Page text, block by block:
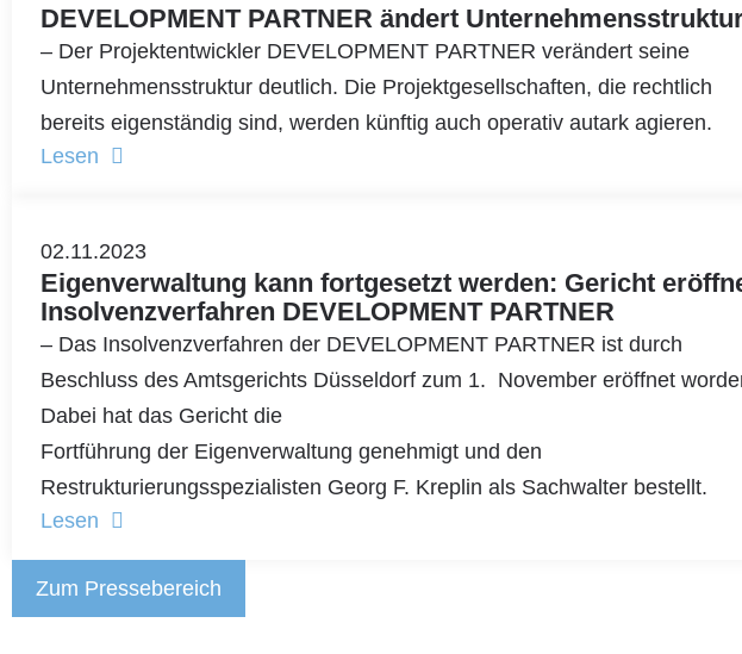
DEVELOPMENT PARTNER ändert
– Der Projektentwickler DEVELOPMENT PARTNER verändert seine
Unternehmensstruktur deutlich. Die Projektgesellschaften, die rechtlich
bereits eigenständig sind, werden künftig auch operativ autark agieren.
Lesen
02.11.2023
Eigenverwaltung kann fortgesetzt werden: Gericht
Insolvenzverfahren DEVELOPMENT PARTNER
– Das Insolvenzverfahren der DEVELOPMENT PARTNER ist durch
Beschluss des Amtsgerichts Düsseldorf zum 1. November eröffnet
Dabei hat das Gericht die
Fortführung der Eigenverwaltung genehmigt und den
Restrukturierungsspezialisten Georg F. Kreplin als Sachwalter bestellt.
Lesen
Zum Pressebereich